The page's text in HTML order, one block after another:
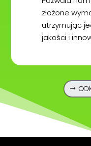
złożone
utrzymując
jakości i